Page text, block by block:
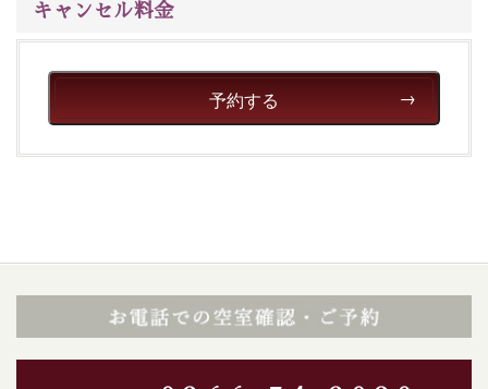
眺望はございませんが、源泉掛け流しの温泉の質を楽し
トな空間をお愉しみください。
■諏訪大社4社を巡る無料参拝バス
※年末年始及び御柱祭前後は運行しておりません
以上が送迎バスで行くホタル観賞プラン《2食付き》の
キャンセル料金
予約する